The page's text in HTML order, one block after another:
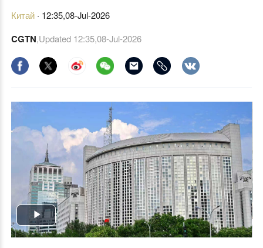
Китай· 12:35,08-Jul-2026
CGTN,Updated12:35,08-Jul-2026
Play